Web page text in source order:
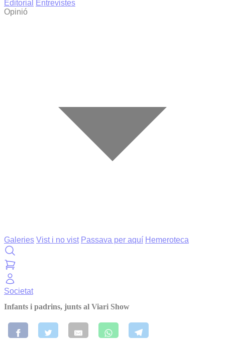
Editorial
Entrevistes
Opinió
Galeries Vist i no vist Passava per aquí Hemeroteca
Societat
Infants i padrins, junts al Viari Show